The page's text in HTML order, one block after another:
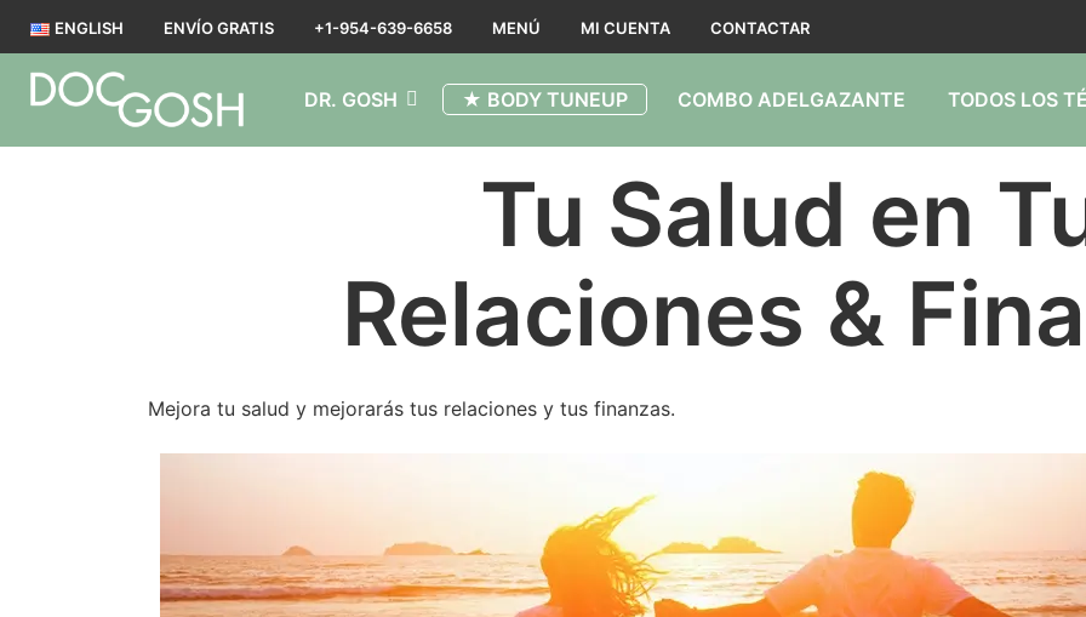
ENGLISH ENVÍO GRATIS +1-954-639-6658 MENÚ MI CUENTA CONTACTAR
DR. GOSH ★ BODY TUNEUP COMBO ADELGAZANTE TODOS LOS
Tu Salud en
Relaciones &
Mejora tu salud y mejorarás tus relaciones y tus finanzas.